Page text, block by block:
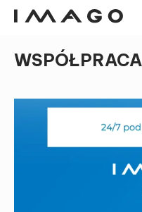
KOMPUTERY PANELOWE
ANDROID
SZUFLADY KASOWE
MINI PC PRZEMYSŁOWE